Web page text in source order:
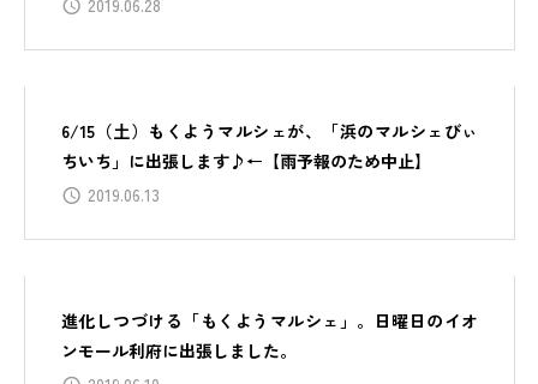
6/15（土）もくようマルシェが、「浜のマルシェびぃ
ちいち」に出張します♪←【雨予報のため中止】
2019.06.13
進化しつづける「もくようマルシェ」。日曜日のイオ
ンモール利府に出張しました。